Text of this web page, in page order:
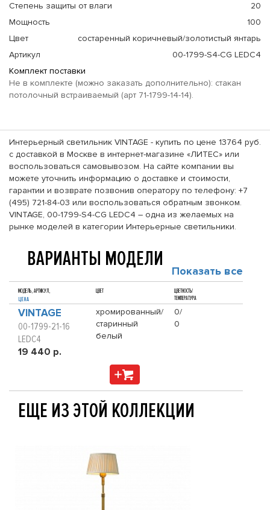
Степень защиты от влаги
20
Мощность
100
Цвет
состаренный коричневый/золотистый янтарь
Артикул
00-1799-S4-CG LEDC4
Комплект поставки
Не в комплекте (можно заказать дополнительно): стакан
потолочный встраиваемый (арт 71-1799-14-14).
Интерьерный светильник VINTAGE - купить по цене 13764 руб.
с доставкой в Москве в интернет-магазине «ЛИТЕС» или
воспользоваться самовывозом. На сайте компании вы
можете уточнить информацию о доставке и стоимости,
гарантии и возврате позвонив оператору по телефону: +7
(495) 721-84-03 или воспользоваться обратным звонком.
VINTAGE, 00-1799-S4-CG LEDC4 – одна из желаемых на
рынке моделей в категории Интерьерные светильники.
ВАРИАНТЫ МОДЕЛИ Показать все
МОДЕЛЬ, АРТИКУЛ,
ЦЕНА
ЦВЕТ
ЦВЕТНОСТЬ/
ТЕМПЕРАТУРА
VINTAGE
00-1799-21-16
LEDC4
19 440 р.
хромированный/
старинный
белый
0/
0
ЕЩЕ ИЗ ЭТОЙ КОЛЛЕКЦИИ